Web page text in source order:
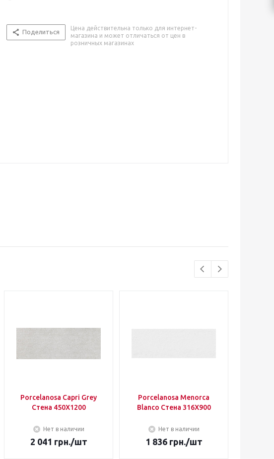
Поделиться
Цена действительна только для интернет-
магазина и может отличаться от цен в
розничных магазинах
Porcelanosa Capri Grey
Стена 450Х1200
Нет в наличии
2 041 грн./шт
Porcelanosa Menorca
Blanco Стена 316Х900
Нет в наличии
1 836грн./шт